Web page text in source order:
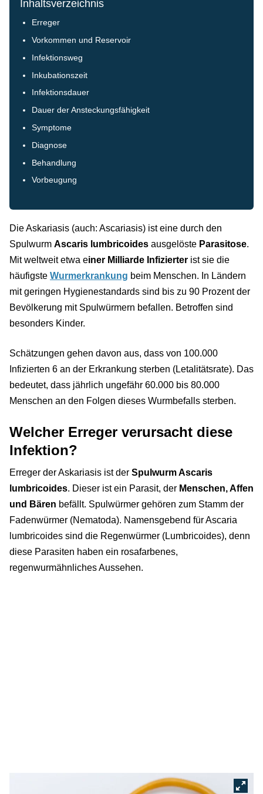
Inhaltsverzeichnis
Erreger
Vorkommen und Reservoir
Infektionsweg
Inkubationszeit
Infektionsdauer
Dauer der Ansteckungsfähigkeit
Symptome
Diagnose
Behandlung
Vorbeugung
Die Askariasis (auch: Ascariasis) ist eine durch den
Spulwurm Ascaris lumbricoides ausgelöste Parasitose.
Mit weltweit etwa einer Milliarde Infizierter ist sie die
häufigste Wurmerkrankung beim Menschen. In Ländern
mit geringen Hygienestandards sind bis zu 90 Prozent der
Bevölkerung mit Spulwürmern befallen. Betroffen sind
besonders Kinder.
Schätzungen gehen davon aus, dass von 100.000
Infizierten 6 an der Erkrankung sterben (Letalitätsrate). Das
bedeutet, dass jährlich ungefähr 60.000 bis 80.000
Menschen an den Folgen dieses Wurmbefalls sterben.
Welcher Erreger verursacht diese
Infektion?
Erreger der Askariasis ist der Spulwurm Ascaris
lumbricoides. Dieser ist ein Parasit, der Menschen, Affen
und Bären befällt. Spulwürmer gehören zum Stamm der
Fadenwürmer (Nematoda). Namensgebend für Ascaria
lumbricoides sind die Regenwürmer (Lumbricoides), denn
diese Parasiten haben ein rosafarbenes,
regenwurmähnliches Aussehen.